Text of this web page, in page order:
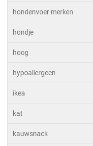
hondenvoer merken
hondje
hoog
hypoallergeen
ikea
kat
kauwsnack